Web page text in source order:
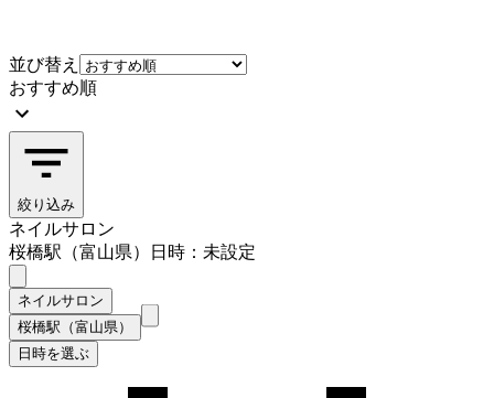
並び替え
おすすめ順
絞り込み
ネイルサロン
桜橋駅（富山県）
日時：未設定
ネイルサロン
桜橋駅（富山県）
日時を選ぶ